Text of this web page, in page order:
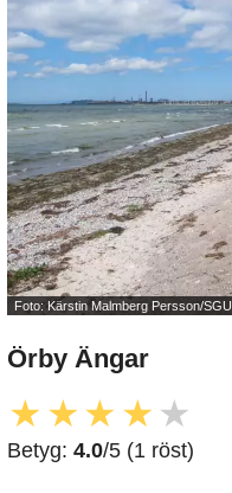
Foto: Kärstin Malmberg Persson/
Örby Ängar
★ ★★ ★ ★
Betyg: 4.0/5 (1 röst)